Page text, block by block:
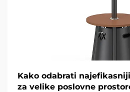
Kako odabrati
za velike poslovne